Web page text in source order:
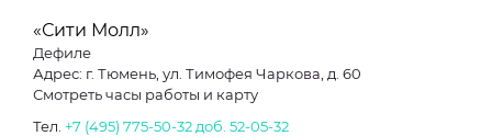
«Сити Молл»
Дефиле
Адрес: г. Тюмень, ул. Тимофея Чаркова, д. 60
Смотреть часы работы и карту
Тел. +7 (495) 775-50-32 доб. 52-05-32